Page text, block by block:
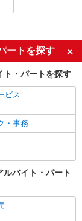
OK
ートを探す
ト・パートを探す
ビス
・事務
バイト・パート